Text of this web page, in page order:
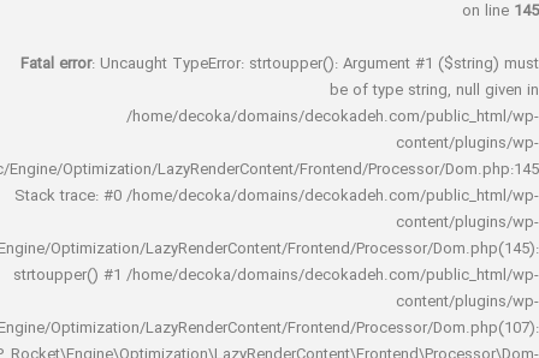
Fatal error : Uncaught TypeError: strtoupper(): Argument #1
be of type string,
/home/decoka/domains/decokadeh.com/
rocket/inc/Engine/Optimization/LazyRenderContent/Frontend/Processor/
Stack trace: #0 /home/decoka/domains/decokadeh.com/
rocket/inc/Engine/Optimization/LazyRenderContent/Frontend/Processor/
strtoupper() #1 /home/decoka/domains/decokadeh.com/
rocket/inc/Engine/Optimization/LazyRenderContent/Frontend/Processor/